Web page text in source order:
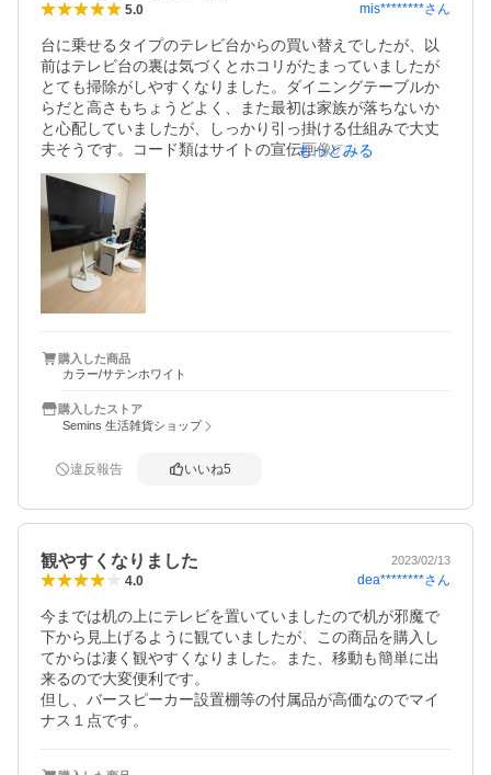
5.0 mis********さん
台に乗せるタイプのテレビ台からの買い替えでしたが、以
前はテレビ台の裏は気づくとホコリがたまっていましたが
とても掃除がしやすくなりました。ダイニングテーブルか
らだと高さもちょうどよく、また最初は家族が落ちないか
と心配していましたが、しっかり引っ掛ける仕組みで大丈
夫そうです。コード類はサイトの宣伝画像のようにすっき
りとはいきませんが、それでも買ってよかったと思いま
す。
もっとみる
購入した商品
カラー/サテンホワイト
購入したストア
Semins 生活雑貨ショップ
違反報告 いいね5
観やすくなりました 2023/02/13
4.0 dea********さん
今までは机の上にテレビを置いていましたので机が邪魔で
下から見上げるように観ていましたが、この商品を購入し
てからは凄く観やすくなりました。また、移動も簡単に出
来るので大変便利です。
但し、バースピーカー設置棚等の付属品が高価なのでマイ
ナス１点です。